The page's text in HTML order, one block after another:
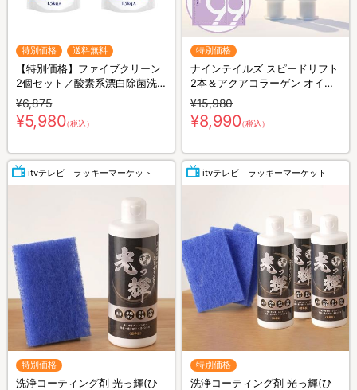
特別価格 送料無料
【特別価格】ファイブクリーン
2個セット／酸素系漂白除菌洗
浄剤（送料無料）
¥6,875
¥5,980（税込）
特別価格
ナインテイルズ スピードリフト
2本＆アクアコラーゲン オイル
マスク 2枚 特別セット
¥15,980
¥8,990（税込）
itvテレビ ラッキーマーケット
特別価格
洗浄コーティング剤 光っ輝(ひ
itvテレビ ラッキーマーケット
特別価格
洗浄コーティング剤 光っ輝(ひ